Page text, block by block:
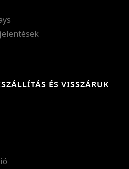
ÉS VISSZÁRUK